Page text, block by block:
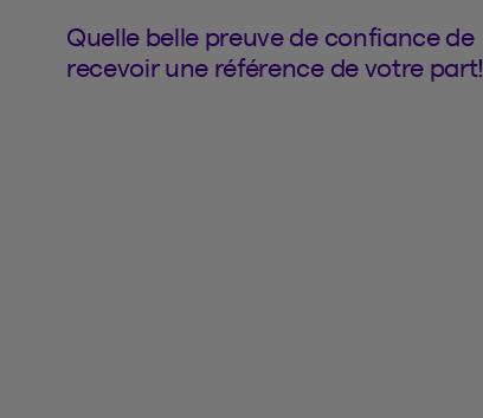
Quelle belle preuve de confiance de
recevoir une référence de votre part!